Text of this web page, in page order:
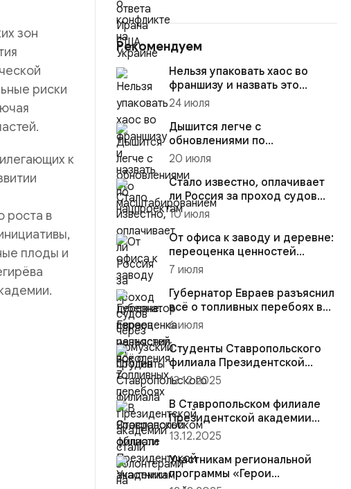
зон
риски
к
роста в
плоды и
Рекомендуем
Нельзя упаковать хаос во
франшизу и назвать это
масштабированием
24 июля
Дышится легче с
обновлениями по
нацпроектам
20 июля
Стало известно, оплачивает
ли Россия за проход судов
через Ормузский пролив
10 июля
От офиса к заводу и деревне:
переоценка ценностей
поколения Z
7 июля
Губернатор Евраев разъяснил
всё о топливных перебоях в
Ярославской области
6 июля
Студенты Ставропольского
филиала Президентской
академии стали волонтёрами
13.12.2025
В Ставропольском филиале
Президентской академии
участники региональной
13.12.2025
Участникам региональной
программы «Герои